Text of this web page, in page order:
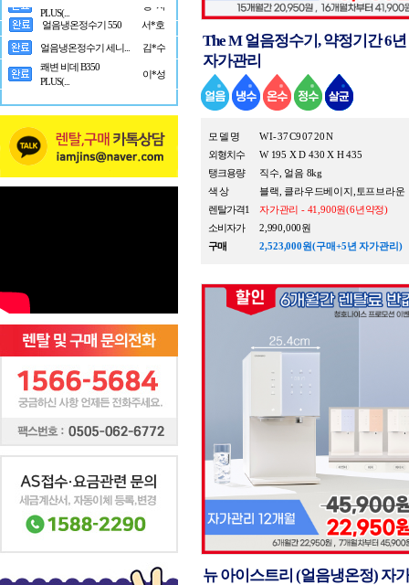
얼음냉온정수기 세니...
김*수
PLUS(...
이*성
쾌변 비데 B350
PLUS(...
성*자
얼음냉온정수기 550
The M 얼음정수기, 약정기간 6년
자가관리
모 델 명
WI-37C90720N
외형치수
W 195 X D 430 X H 435
탱크용량
직수, 얼음 8kg
색 상
블랙, 클라우드베이지,토프브라운
렌탈가격1
자가관리 - 41,900원(6년약정)
소비자가
2,990,000원
구매
2,523,000원(구매+5년 자가관리)
뉴 아이스트리 (얼음냉온정) 자